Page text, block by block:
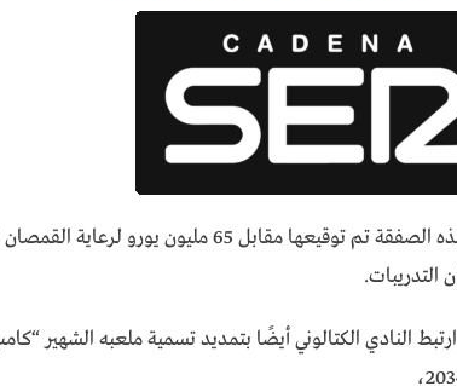
التدريبات.
النادي الكتالوني أيضًا بتمديد تسمية ملعبه الشهير